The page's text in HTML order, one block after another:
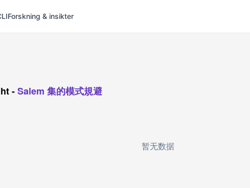
Forskning & insikter
-Salem 集的模式規避
暂无数据